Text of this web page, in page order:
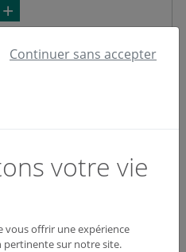
Voir le produit
Continuer sans accepter
votre vie
vous offrir une expérience
sur notre site.